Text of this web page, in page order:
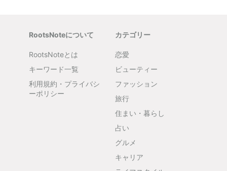
RootsNoteについて
RootsNoteとは
キーワード一覧
利用規約・プライバシ
ーポリシー
カテゴリー
恋愛
ビューティー
ファッション
旅行
住まい・暮らし
占い
グルメ
キャリア